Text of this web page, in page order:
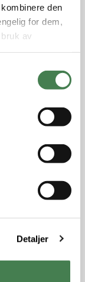
den
for dem,
av
Detaljer